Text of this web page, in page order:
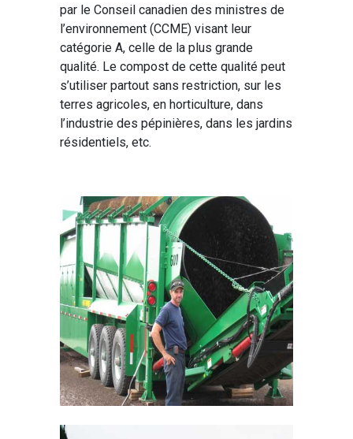
par le Conseil canadien des ministres de
l’environnement (CCME) visant leur
catégorie A, celle de la plus grande
qualité. Le compost de cette qualité peut
s’utiliser partout sans restriction, sur les
terres agricoles, en horticulture, dans
l’industrie des pépinières, dans les jardins
résidentiels, etc.